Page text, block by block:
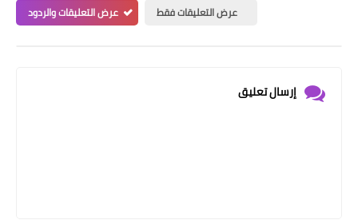
عرض التعليقات فقط
عرض التعليقات والردود
إرسال تعليق